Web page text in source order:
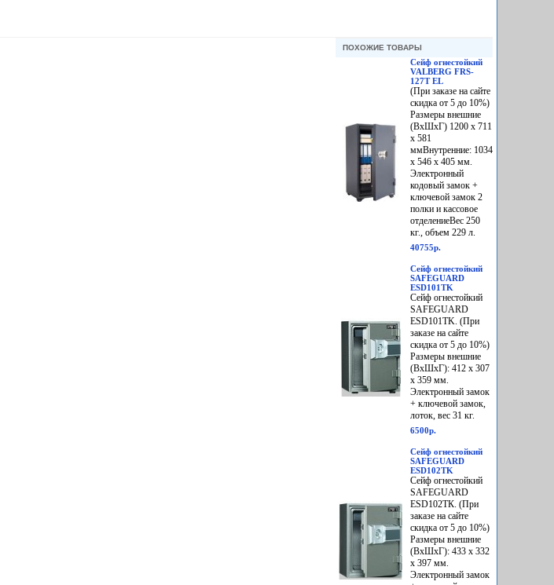
ПОХОЖИЕ ТОВАРЫ
Сейф огнестойкий
VALBERG FRS-
127T EL
(При заказе на сайте
скидка от 5 до 10%)
Размеры внешние
(ВхШхГ) 1200 x 711
x 581
ммВнутренние: 1034
x 546 x 405 мм.
Электронный
кодовый замок +
ключевой замок 2
полки и кассовое
отделениеВес 250
кг., объем 229 л.
40755р.
Сейф огнестойкий
SAFEGUARD
ESD101TK
Сейф огнестойкий
SAFEGUARD
ESD101ТK. (При
заказе на сайте
скидка от 5 до 10%)
Размеры внешние
(ВхШхГ): 412 х 307
х 359 мм.
Электронный замок
+ ключевой замок,
лоток, вес 31 кг.
6500р.
Сейф огнестойкий
SAFEGUARD
ESD102TK
Сейф огнестойкий
SAFEGUARD
ЕSD102ТК. (При
заказе на сайте
скидка от 5 до 10%)
Размеры внешние
(ВхШхГ): 433 х 332
х 397 мм.
Электронный замок